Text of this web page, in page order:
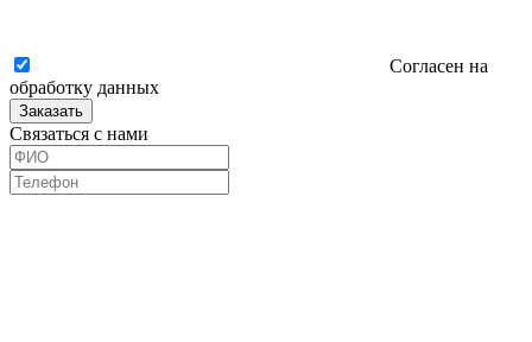
Согласен на
обработку данных
Заказать
Связаться с нами